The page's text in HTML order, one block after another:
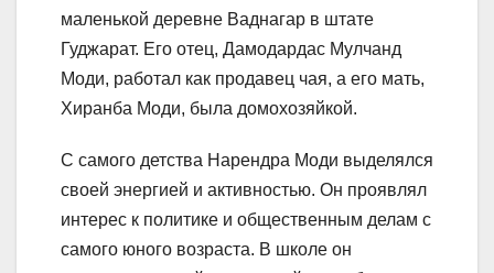
маленькой деревне Ваднагар в штате
Гуджарат. Его отец, Дамодардас Мулчанд
Моди, работал как продавец чая, а его мать,
Хиранба Моди, была домохозяйкой.
С самого детства Нарендра Моди выделялся
своей энергией и активностью. Он проявлял
интерес к политике и общественным делам с
самого юного возраста. В школе он